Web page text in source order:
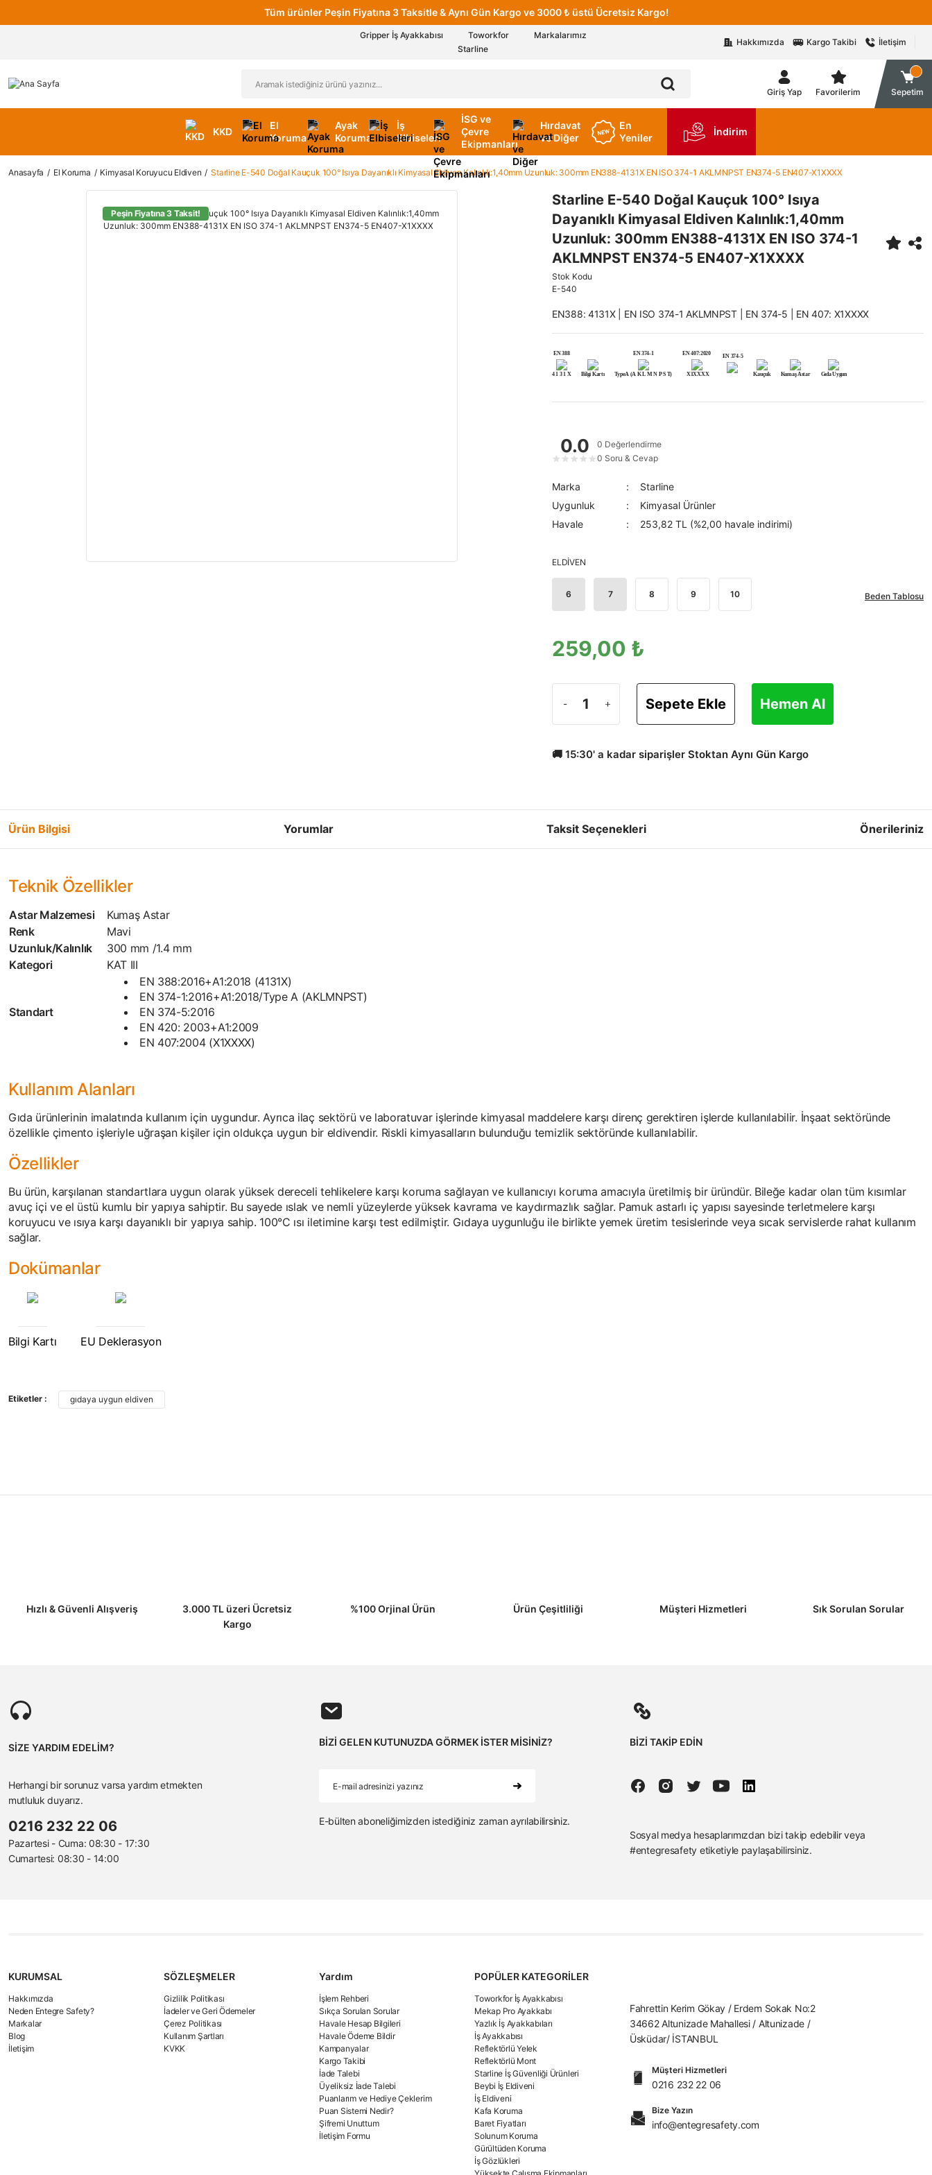
Tüm ürünler Peşin Fiyatına 3 Taksitle & Aynı Gün Kargo ve 3000 ₺ üstü Ücretsiz Kargo!
Gripper İş Ayakkabısı Toworkfor
Markalarımız
Starline
Hakkımızda Kargo Takibi İletişim
Giriş Yap Favorilerim Sepetim
KKD
El
Koruma
Ayak
Koruma
İş
Elbiseleri
İSG ve
Çevre
Ekipmanları
Hırdavat
ve Diğer
En
Yeniler
İndirim
Anasayfa El Koruma Kimyasal Koruyucu Eldiven Starline E-540 Doğal Kauçuk 100° Isıya Dayanıklı Kimyasal Eldiven Kalınlık:1,40mm Uzunluk: 300mm EN388-4131X EN ISO 374-1 AKLMNPST EN374-5 EN407-X1XXXX
Peşin Fiyatına 3 Taksit!
Starline E-540 Doğal Kauçuk 100° Isıya
Dayanıklı Kimyasal Eldiven Kalınlık:1,40mm
Uzunluk: 300mm EN388-4131X EN ISO 374-1
AKLMNPST EN374-5 EN407-X1XXXX
Stok Kodu
E-540
EN388: 4131X | EN ISO 374-1 AKLMNPST | EN 374-5 | EN 407: X1XXXX
EN 388
4 1 3 1 X Bilgi Kartı
EN 374-1
TypeA (A K L M N P S T)
EN 407:2020
X1XXXX
EN 374-5
Kauçuk Kumaş Astar Gıda Uygun
0.0
★ ★ ★ ★ ★
0 Değerlendirme
0 Soru & Cevap
Marka
Starline
Uygunluk
Kimyasal Ürünler
Havale
253,82 TL (%2,00 havale indirimi)
ELDİVEN
6 7 8 9 10 Beden Tablosu
259,00 ₺
Sepete Ekle Hemen Al
🚚 15:30' a kadar siparişler Stoktan Aynı Gün Kargo
Ürün Bilgisi Yorumlar Taksit Seçenekleri Önerileriniz
Teknik Özellikler
Astar Malzemesi
Kumaş Astar
Renk
Mavi
Uzunluk/Kalınlık
300 mm /1.4 mm
Kategori
KAT III
Standart
EN 388:2016+A1:2018 (4131X)
EN 374-1:2016+A1:2018/Type A (AKLMNPST)
EN 374-5:2016
EN 420: 2003+A1:2009
EN 407:2004 (X1XXXX)
Kullanım Alanları
Gıda ürünlerinin imalatında kullanım için uygundur. Ayrıca ilaç sektörü ve laboratuvar işlerinde kimyasal maddelere karşı direnç gerektiren işlerde kullanılabilir. İnşaat sektöründe
özellikle çimento işleriyle uğraşan kişiler için oldukça uygun bir eldivendir. Riskli kimyasalların bulunduğu temizlik sektöründe kullanılabilir.
Özellikler
Bu ürün, karşılanan standartlara uygun olarak yüksek dereceli tehlikelere karşı koruma sağlayan ve kullanıcıyı koruma amacıyla üretilmiş bir üründür. Bileğe kadar olan tüm kısımlar
avuç içi ve el üstü kumlu bir yapıya sahiptir. Bu sayede ıslak ve nemli yüzeylerde yüksek kavrama ve kaydırmazlık sağlar. Pamuk astarlı iç yapısı sayesinde terletmelere karşı
koruyucu ve ısıya karşı dayanıklı bir yapıya sahip. 100°C ısı iletimine karşı test edilmiştir. Gıdaya uygunluğu ile birlikte yemek üretim tesislerinde veya sıcak servislerde rahat kullanım
sağlar.
Dokümanlar
Bilgi Kartı EU Deklerasyon
Etiketler : gıdaya uygun eldiven
Hızlı & Güvenli Alışveriş
3.000 TL üzeri Ücretsiz
Kargo
%100 Orjinal Ürün Ürün Çeşitliliği Müşteri Hizmetleri Sık Sorulan Sorular
SİZE YARDIM EDELİM?
Herhangi bir sorunuz varsa yardım etmekten
mutluluk duyarız.
0216 232 22 06
Pazartesi - Cuma: 08:30 - 17:30
Cumartesi: 08:30 - 14:00
BİZİ GELEN KUTUNUZDA GÖRMEK İSTER MİSİNİZ?
E-bülten aboneliğimizden istediğiniz zaman ayrılabilirsiniz.
BİZİ TAKİP EDİN
Sosyal medya hesaplarımızdan bizi takip edebilir veya
#entegresafety etiketiyle paylaşabilirsiniz.
KURUMSAL
Hakkımızda
Neden Entegre Safety?
Markalar
Blog
İletişim
SÖZLEŞMELER
Gizlilik Politikası
İadeler ve Geri Ödemeler
Çerez Politikası
Kullanım Şartları
KVKK
Yardım
İşlem Rehberi
Sıkça Sorulan Sorular
Havale Hesap Bilgileri
Havale Ödeme Bildir
Kampanyalar
Kargo Takibi
İade Talebi
Üyeliksiz İade Talebi
Puanlarım ve Hediye Çeklerim
Puan Sistemi Nedir?
Şifremi Unuttum
İletişim Formu
POPÜLER KATEGORİLER
Toworkfor İş Ayakkabısı
Mekap Pro Ayakkabı
Yazlık İş Ayakkabıları
İş Ayakkabısı
Reflektörlü Yelek
Reflektörlü Mont
Starline İş Güvenliği Ürünleri
Beybi İş Eldiveni
İş Eldiveni
Kafa Koruma
Baret Fiyatları
Solunum Koruma
Gürültüden Koruma
İş Gözlükleri
Fahrettin Kerim Gökay / Erdem Sokak No:2
34662 Altunizade Mahallesi / Altunizade /
Üsküdar/ İSTANBUL
Müşteri Hizmetleri
0216 232 22 06
Bize Yazın
info@entegresafety.com